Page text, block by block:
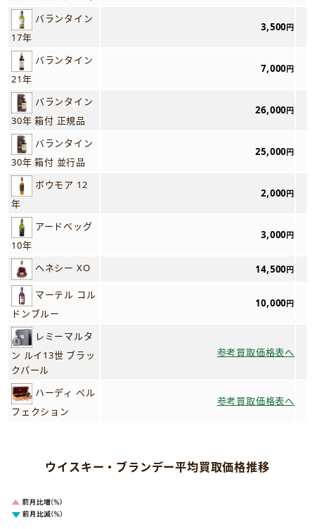
バランタイン
17年
3,500円
バランタイン
21年
7,000円
バランタイン
30年 箱付 正規品
26,000円
バランタイン
30年 箱付 並行品
25,000円
ボウモア 12
年
2,000円
アードベッグ
10年
3,000円
ヘネシー XO 14,500円
マーテル コル
ドンブルー
10,000円
レミーマルタ
ン ルイ13世 ブラッ
クパール
参考買取価格表へ
ハーディ ペル
フェクション
参考買取価格表へ
ウイスキー・ブランデー平均買取価格推移